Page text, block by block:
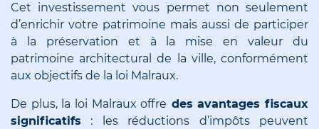
Cet investissement vous permet non seulement
d’enrichir votre patrimoine mais aussi de participer
à la préservation et à la mise en valeur du
patrimoine architectural de la ville, conformément
aux objectifs de la loi Malraux.
De plus, la loi Malraux offre des avantages fiscaux
significatifs : les réductions d’impôts peuvent